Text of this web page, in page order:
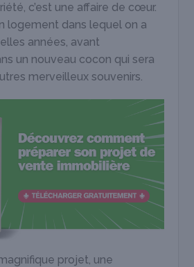
c’est une affaire de cœur.
logement dans lequel on a
années, avant
un nouveau cocon qui sera
merveilleux souvenirs.
projet, une